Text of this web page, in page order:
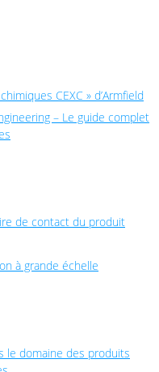
CEXC » d’Armfield
– Le guide complet
de contact du produit
à grande échelle
le domaine des produits